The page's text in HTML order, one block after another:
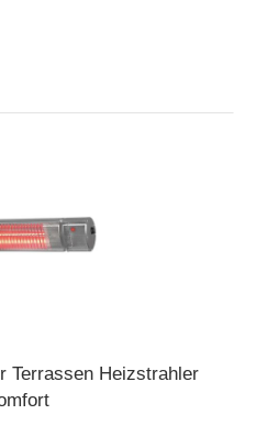
Terrassen Heizstrahler